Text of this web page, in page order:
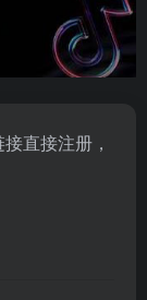
直接注册，